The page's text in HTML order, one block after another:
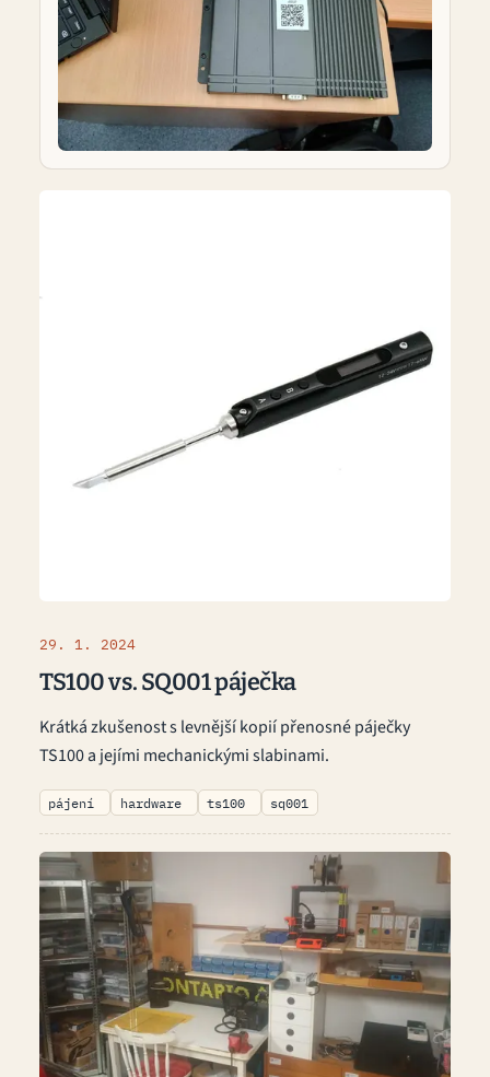
29. 1. 2024
TS100 vs. SQ001 páječka
Krátká zkušenost s levnější kopií přenosné páječky
TS100 a jejími mechanickými slabinami.
pájení hardware ts100 sq001